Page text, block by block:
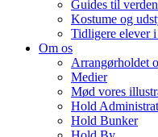
Guides til
Kostume og
Tidligere elever
Om os
Arrangørholdet
Medier
Mød vores
Hold
Hold Bunker